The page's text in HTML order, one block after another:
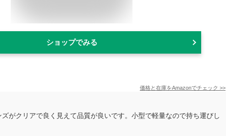
ショップでみる
価格と在庫をAmazonでチェック >>
がクリアで良く見えて品質が良いです。小型で軽量なので持ち運びし